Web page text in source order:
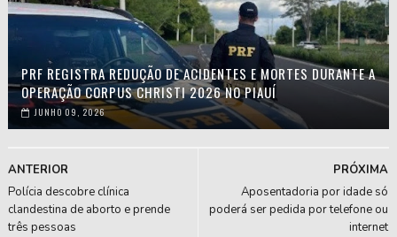
PRF REGISTRA REDUÇÃO DE ACIDENTES E MORTES DURANTE A
OPERAÇÃO CORPUS CHRISTI 2026 NO PIAUÍ
JUNHO 09, 2026
PRÓXIMA
Aposentadoria por idade só
poderá ser pedida por telefone ou
internet
ANTERIOR
Polícia descobre clínica
clandestina de aborto e prende
três pessoas